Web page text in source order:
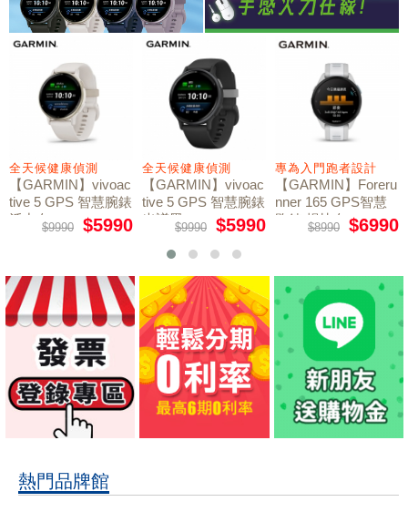
全天候健康偵測
【GARMIN】vivoac
tive 5 GPS 智慧腕錶
活力白
$9990 $5990
全天候健康偵測
【GARMIN】vivoac
tive 5 GPS 智慧腕錶
光譜黑
$9990 $5990
專為入門跑者設計
【GARMIN】Foreru
nner 165 GPS智慧
跑錶 暢快白
$8990 $6990
熱門品牌館